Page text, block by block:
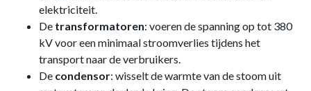
elektriciteit.
De transformatoren: voeren de spanning op tot 380
kV voor een minimaal stroomverlies tijdens het
transport naar de verbruikers.
De condensor: wisselt de warmte van de stoom uit